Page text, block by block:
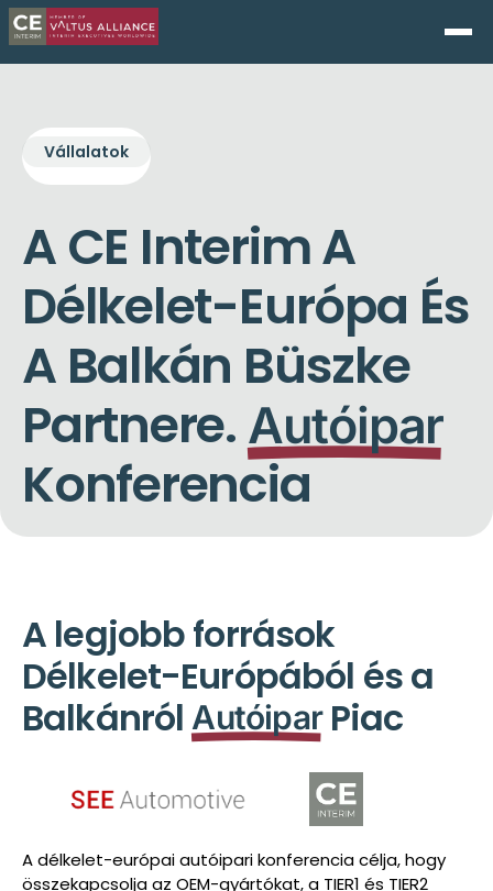
Vállalatok
A CE Interim A
Délkelet-Európa És
A Balkán Büszke
Partnere. Autóipar
Konferencia
A legjobb források
Délkelet-Európából és a
Balkánról AutóiparPiac
A délkelet-európai autóipari konferencia célja, hogy
összekapcsolja az OEM-gyártókat, a TIER1 és TIER2